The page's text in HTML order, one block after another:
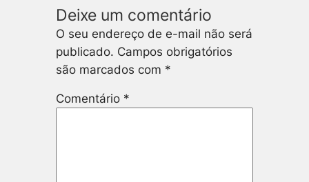
Deixe um comentário
O seu endereço de e-mail não será
publicado. Campos obrigatórios
são marcados com *
Comentário *